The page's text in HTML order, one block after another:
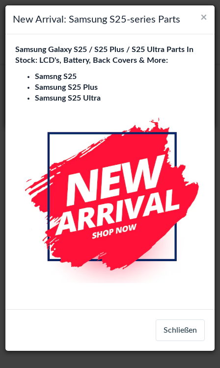
×
Wählen Sie Ihre Sprache
Es sieht so aus, als wären Sie in Vereinigte Staaten
Besuchen Sie
Navigation umschalten
suchen
Login
×
New Arrival: Samsung S25-series Parts
Samsung Galaxy S25 / S25 Plus / S25 Ultra Parts In
Stock: LCD's, Battery, Back Covers & More:
Samsng S25
Samsung S25 Plus
Samsung S25 Ultra
Schließen